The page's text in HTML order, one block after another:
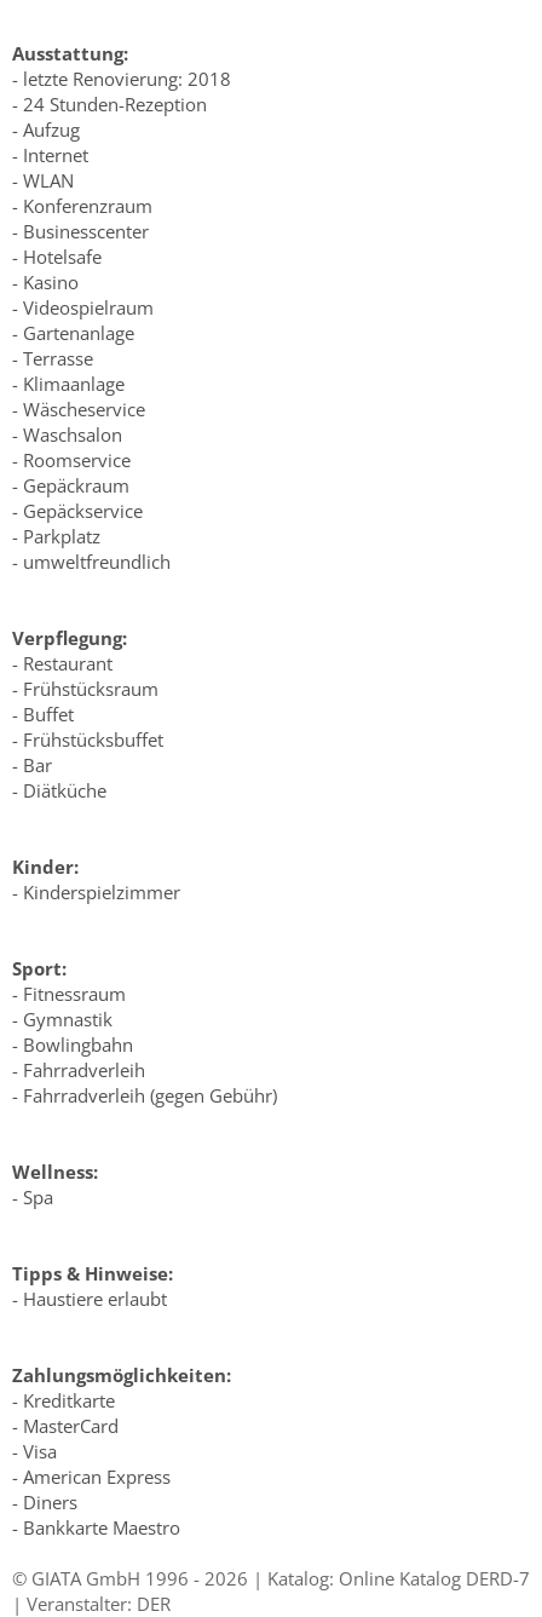
Ausstattung:
- letzte Renovierung: 2018
- 24 Stunden-Rezeption
- Aufzug
- Internet
- WLAN
- Konferenzraum
- Businesscenter
- Hotelsafe
- Kasino
- Videospielraum
- Gartenanlage
- Terrasse
- Klimaanlage
- Wäscheservice
- Waschsalon
- Roomservice
- Gepäckraum
- Gepäckservice
- Parkplatz
- umweltfreundlich
Verpflegung:
- Restaurant
- Frühstücksraum
- Buffet
- Frühstücksbuffet
- Bar
- Diätküche
Kinder:
- Kinderspielzimmer
Sport:
- Fitnessraum
- Gymnastik
- Bowlingbahn
- Fahrradverleih
- Fahrradverleih (gegen Gebühr)
Wellness:
- Spa
Tipps & Hinweise:
- Haustiere erlaubt
Zahlungsmöglichkeiten:
- Kreditkarte
- MasterCard
- Visa
- American Express
- Diners
- Bankkarte Maestro
© GIATA GmbH 1996 - 2026 | Katalog: Online Katalog DERD-7
| Veranstalter: DER